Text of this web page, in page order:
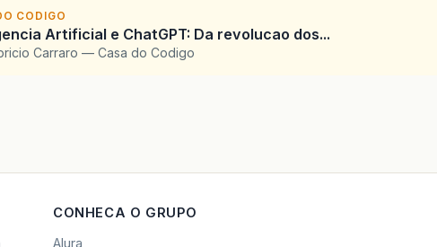
CODIGO
Artificial e ChatGPT: Da revolucao dos...
Carraro — Casa do Codigo
CONHECA O GRUPO
Alura